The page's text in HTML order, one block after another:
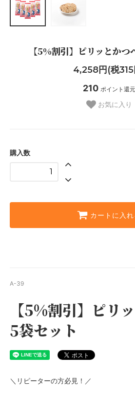
【5%割引】ピリッとかつ
4,258円(税
210 ポイント還元
お気に入り
購入数
カートに入れ
A-39
【5%割引】ピリ
5袋セット
＼リピーターの方必見！／